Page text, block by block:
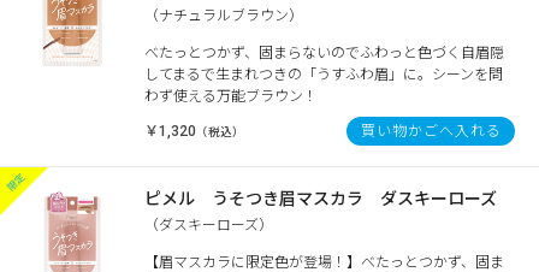
（ナチュラルブラウン）
べたっとつかず、固まらないのでふわっと色づく自眉隠
してまるで生まれつきの「うすふわ眉」に。シーンを問
わず使える万能ブラウン！
￥1,320 （税込） 買い物かごへ入れる
ピメル うそつき眉マスカラ ダスキーローズ
（ダスキーローズ）
【眉マスカラに限定色が登場！】べたっとつかず、固ま